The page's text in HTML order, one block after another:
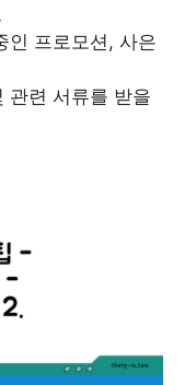
인 프로모션, 사은
관련 서류를 받을